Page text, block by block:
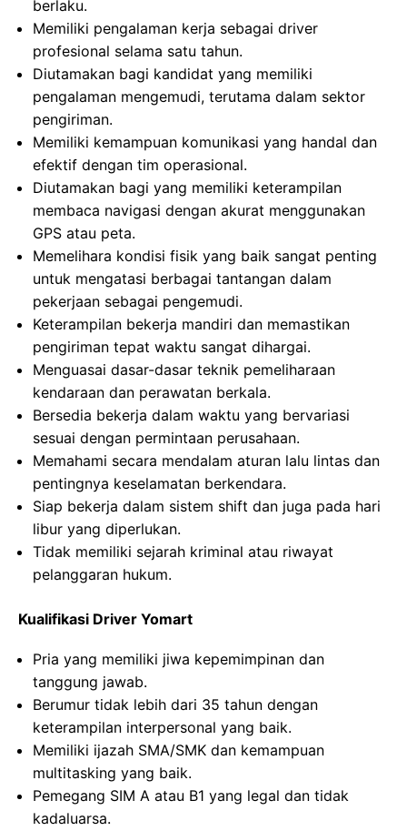
berlaku.
Memiliki pengalaman kerja sebagai driver
profesional selama satu tahun.
Diutamakan bagi kandidat yang memiliki
pengalaman mengemudi, terutama dalam sektor
pengiriman.
Memiliki kemampuan komunikasi yang handal dan
efektif dengan tim operasional.
Diutamakan bagi yang memiliki keterampilan
membaca navigasi dengan akurat menggunakan
GPS atau peta.
Memelihara kondisi fisik yang baik sangat penting
untuk mengatasi berbagai tantangan dalam
pekerjaan sebagai pengemudi.
Keterampilan bekerja mandiri dan memastikan
pengiriman tepat waktu sangat dihargai.
Menguasai dasar-dasar teknik pemeliharaan
kendaraan dan perawatan berkala.
Bersedia bekerja dalam waktu yang bervariasi
sesuai dengan permintaan perusahaan.
Memahami secara mendalam aturan lalu lintas dan
pentingnya keselamatan berkendara.
Siap bekerja dalam sistem shift dan juga pada hari
libur yang diperlukan.
Tidak memiliki sejarah kriminal atau riwayat
pelanggaran hukum.
Kualifikasi Driver Yomart
Pria yang memiliki jiwa kepemimpinan dan
tanggung jawab.
Berumur tidak lebih dari 35 tahun dengan
keterampilan interpersonal yang baik.
Memiliki ijazah SMA/SMK dan kemampuan
multitasking yang baik.
Pemegang SIM A atau B1 yang legal dan tidak
kadaluarsa.